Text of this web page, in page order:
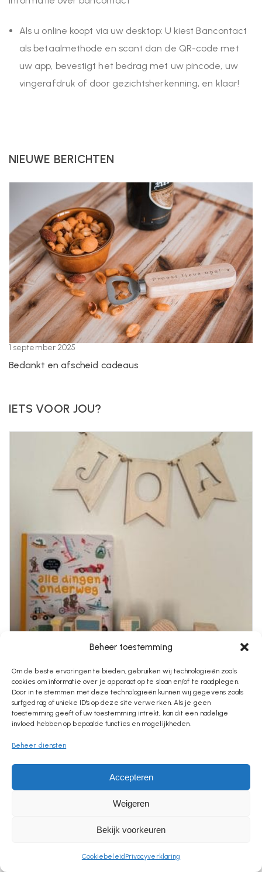
Beheer toestemming
Om de beste ervaringen te bieden, gebruiken wij technologieën zoals
cookies om informatie over je apparaat op te slaan en/of te raadplegen.
Door in te stemmen met deze technologieën kunnen wij gegevens zoals
surfgedrag of unieke ID's op deze site verwerken. Als je geen
toestemming geeft of uw toestemming intrekt, kan dit een nadelige
invloed hebben op bepaalde functies en mogelijkheden.
Beheer diensten
Accepteren
Weigeren
Bekijk voorkeuren
Cookiebeleid Privacyverklaring
Als u online koopt via uw desktop: U kiest Bancontact
als betaalmethode en scant dan de QR-code met
uw app, bevestigt het bedrag met uw pincode, uw
vingerafdruk of door gezichtsherkenning, en klaar!
NIEUWE BERICHTEN
1 september 2025
Bedankt en afscheid cadeaus
IETS VOOR JOU?
€2,95
Vlaggetje Met Naam